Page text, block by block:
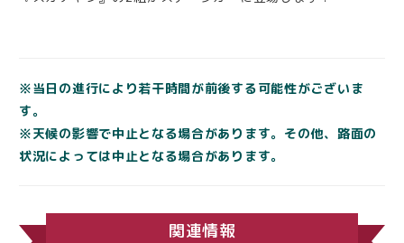
※当日の進行により若干時間が前後する可能性がございま
す。
※天候の影響で中止となる場合があります。その他、路面の
状況によっては中止となる場合があります。
関連情報